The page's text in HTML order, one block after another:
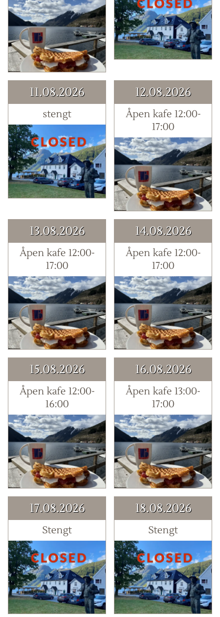
11.08.2026
stengt
12.08.2026
Åpen kafe 12:00-
17:00
13.08.2026
Åpen kafe 12:00-
17:00
14.08.2026
Åpen kafe 12:00-
17:00
15.08.2026
Åpen kafe 12:00-
16:00
16.08.2026
Åpen kafe 13:00-
17:00
17.08.2026
Stengt
18.08.2026
Stengt